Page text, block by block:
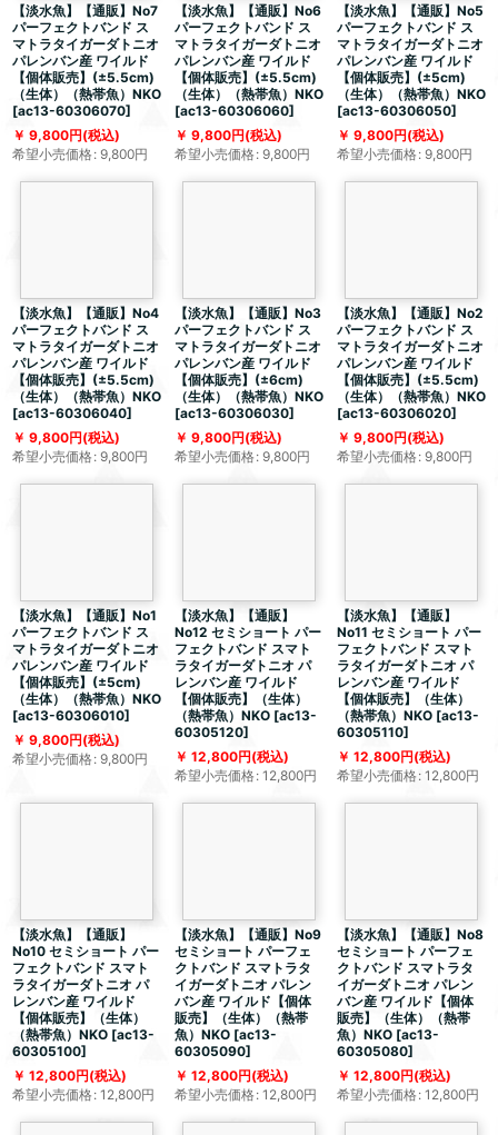
【淡水魚】【通販】No7
パーフェクトバンド ス
マトラタイガーダトニオ
パレンバン産 ワイルド
【個体販売】(±5.5cm)
（生体）（熱帯魚）NKO
[ac13-60306070]
9,800円(税込)
希望小売価格: 9,800円
【淡水魚】【通販】No6
パーフェクトバンド ス
マトラタイガーダトニオ
パレンバン産 ワイルド
【個体販売】(±5.5cm)
（生体）（熱帯魚）NKO
[ac13-60306060]
9,800円(税込)
希望小売価格: 9,800円
【淡水魚】【通販】No5
パーフェクトバンド ス
マトラタイガーダトニオ
パレンバン産 ワイルド
【個体販売】(±5cm)
（生体）（熱帯魚）NKO
[ac13-60306050]
9,800円(税込)
希望小売価格: 9,800円
【淡水魚】【通販】No4
パーフェクトバンド ス
マトラタイガーダトニオ
パレンバン産 ワイルド
【個体販売】(±5.5cm)
（生体）（熱帯魚）NKO
[ac13-60306040]
9,800円(税込)
希望小売価格: 9,800円
【淡水魚】【通販】No3
パーフェクトバンド ス
マトラタイガーダトニオ
パレンバン産 ワイルド
【個体販売】(±6cm)
（生体）（熱帯魚）NKO
[ac13-60306030]
9,800円(税込)
希望小売価格: 9,800円
【淡水魚】【通販】No2
パーフェクトバンド ス
マトラタイガーダトニオ
パレンバン産 ワイルド
【個体販売】(±5.5cm)
（生体）（熱帯魚）NKO
[ac13-60306020]
9,800円(税込)
希望小売価格: 9,800円
【淡水魚】【通販】No1
パーフェクトバンド ス
マトラタイガーダトニオ
パレンバン産 ワイルド
【個体販売】(±5cm)
（生体）（熱帯魚）NKO
[ac13-60306010]
9,800円(税込)
希望小売価格: 9,800円
【淡水魚】【通販】
No12 セミショート パー
フェクトバンド スマト
ラタイガーダトニオ パ
レンバン産 ワイルド
【個体販売】（生体）
（熱帯魚）NKO [ac13-
60305120]
12,800円(税込)
希望小売価格: 12,800円
【淡水魚】【通販】
No11 セミショート パー
フェクトバンド スマト
ラタイガーダトニオ パ
レンバン産 ワイルド
【個体販売】（生体）
（熱帯魚）NKO [ac13-
60305110]
12,800円(税込)
希望小売価格: 12,800円
【淡水魚】【通販】
No10 セミショート パー
フェクトバンド スマト
ラタイガーダトニオ パ
レンバン産 ワイルド
【個体販売】（生体）
（熱帯魚）NKO [ac13-
60305100]
12,800円(税込)
希望小売価格: 12,800円
【淡水魚】【通販】No9
セミショート パーフェ
クトバンド スマトラタ
イガーダトニオ パレン
バン産 ワイルド【個体
販売】（生体）（熱帯
魚）NKO [ac13-
60305090]
12,800円(税込)
希望小売価格: 12,800円
【淡水魚】【通販】No8
セミショート パーフェ
クトバンド スマトラタ
イガーダトニオ パレン
バン産 ワイルド【個体
販売】（生体）（熱帯
魚）NKO [ac13-
60305080]
12,800円(税込)
希望小売価格: 12,800円